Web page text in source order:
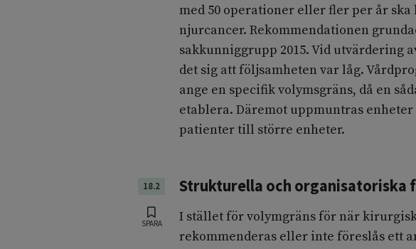
med 50 operationer eller fler per år
njurcancer. Rekommendationen
sakkunniggrupp 2015. Vid utvärdering
det sig att följsamheten var låg.
ange en specifik volymsgräns, då en
etablera. Däremot uppmuntras
patienter till större enheter.
18.2 Strukturella och
SPARA
I stället för volymgräns för när
rekommenderas eller inte föreslås ett